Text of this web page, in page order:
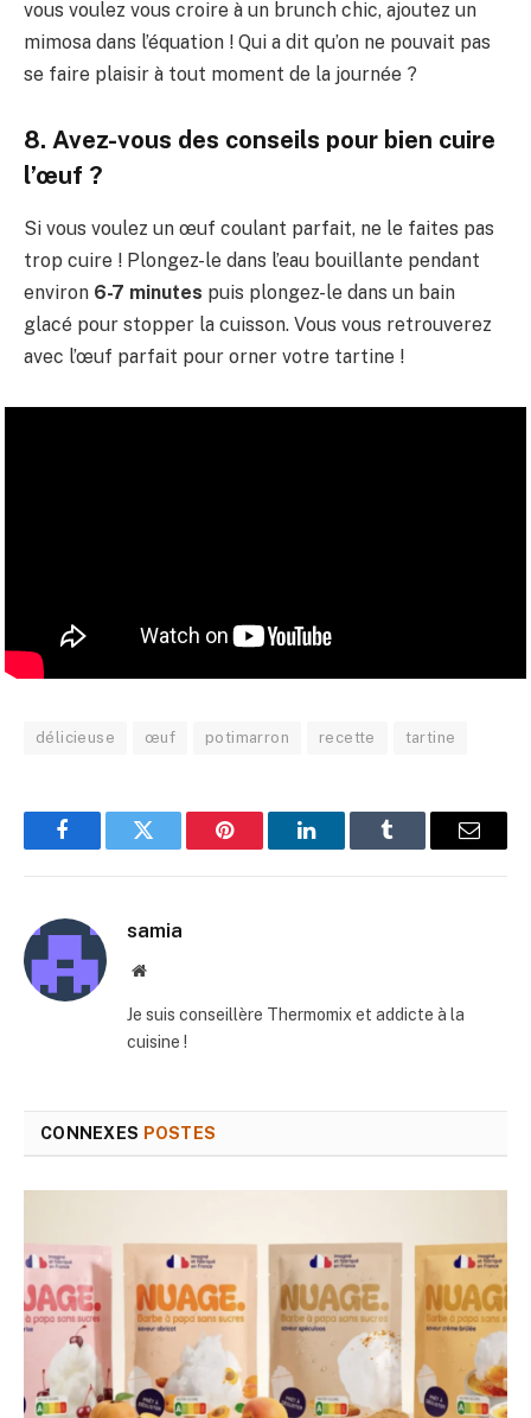
vous voulez vous croire à un brunch chic, ajoutez un
mimosa dans l’équation ! Qui a dit qu’on ne pouvait pas
se faire plaisir à tout moment de la journée ?
8. Avez-vous des conseils pour bien cuire
l’œuf ?
Si vous voulez un œuf coulant parfait, ne le faites pas
trop cuire ! Plongez-le dans l’eau bouillante pendant
environ 6-7 minutes puis plongez-le dans un bain
glacé pour stopper la cuisson. Vous vous retrouverez
avec l’œuf parfait pour orner votre tartine !
délicieuse œuf potimarron recette tartine
FacebookTwitter Pinterest LinkedInTumblr
E-
samia
Site
Je suis conseillère Thermomix et addicte à la
cuisine !
CONNEXES POSTES